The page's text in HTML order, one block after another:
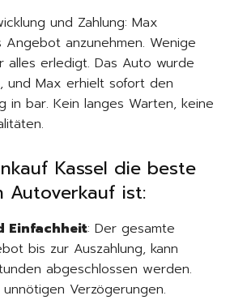
und Zahlung: Max
anzunehmen. Wenige
alles erledigt. Das Auto wurde
und Max erhielt sofort den
in bar. Kein langes Warten, keine
Kassel die beste
Autoverkauf ist:
Einfachheit: Der gesamte
bis zur Auszahlung, kann
abgeschlossen werden.
Verzögerungen.